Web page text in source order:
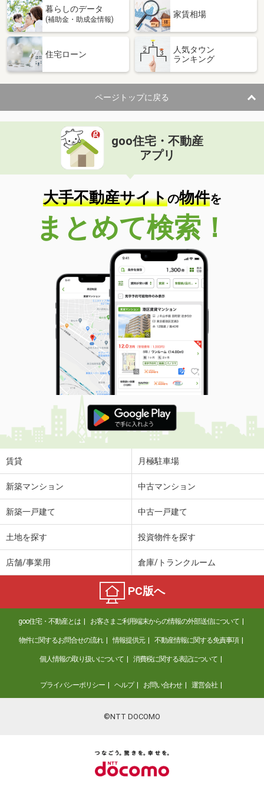
暮らしのデータ
(補助金・助成金情報)
家賃相場
住宅ローン
人気タウン
ランキング
ページトップに戻る
goo住宅・不動産
アプリ
大手不動産サイトの物件を
まとめて検索！
賃貸 月極駐車場
新築マンション 中古マンション
新築一戸建て 中古一戸建て
土地を探す 投資物件を探す
店舗/事業用 倉庫/トランクルーム
PC版へ
goo住宅・不動産とは お客さまご利用端末からの情報の外部送信について
物件に関するお問合せの流れ 情報提供元 不動産情報に関する免責事項
個人情報の取り扱いについて 消費税に関する表記について
プライバシーポリシー ヘルプ お問い合わせ 運営会社
©NTT DOCOMO